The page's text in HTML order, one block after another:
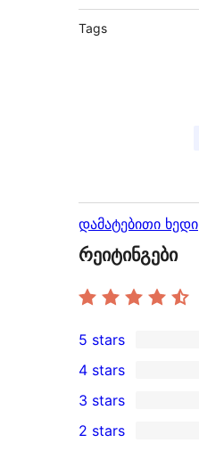
Tags
დამატებითი ხედი
რეიტინგები
144
5-
star
reviews
5 stars
4-
star
4 stars
1
3-
3 stars
2 stars